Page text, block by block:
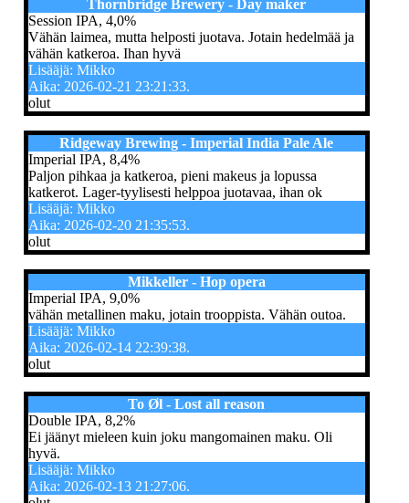
Thornbridge Brewery - Day maker
Session IPA, 4,0%
Vähän laimea, mutta helposti juotava. Jotain hedelmää ja
vähän katkeroa. Ihan hyvä
Lisääjä: Mikko
Aika: 2026-02-21 23:21:33.
olut
Ridgeway Brewing - Imperial India Pale Ale
Imperial IPA, 8,4%
Paljon pihkaa ja katkeroa, pieni makeus ja lopussa
katkerot. Lager-tyylisesti helppoa juotavaa, ihan ok
Lisääjä: Mikko
Aika: 2026-02-20 21:35:53.
olut
Mikkeller - Hop opera
Imperial IPA, 9,0%
vähän metallinen maku, jotain trooppista. Vähän outoa.
Lisääjä: Mikko
Aika: 2026-02-14 22:39:38.
olut
To Øl - Lost all reason
Double IPA, 8,2%
Ei jäänyt mieleen kuin joku mangomainen maku. Oli
hyvä.
Lisääjä: Mikko
Aika: 2026-02-13 21:27:06.